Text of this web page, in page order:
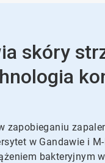
skóry
zapobieganiu
w Gandawie i
bakteryjnym